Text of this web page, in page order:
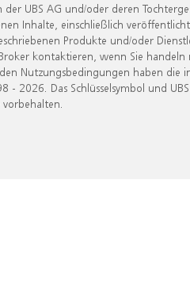
UBS AG und/oder deren
Inhalte, einschließlich
Produkte und/oder
kontaktieren, wenn Sie handeln
Nutzungsbedingungen haben die
2026. Das Schlüsselsymbol und